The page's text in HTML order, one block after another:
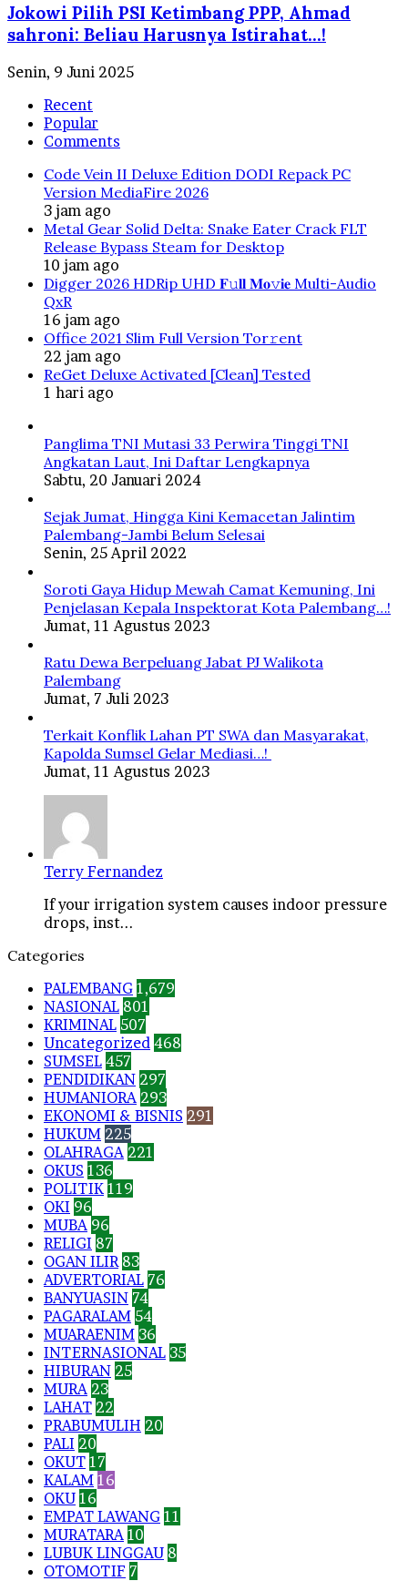
Jokowi Pilih PSI Ketimbang PPP, Ahmad
sahroni: Beliau Harusnya Istirahat…!
Senin, 9 Juni 2025
Recent
Popular
Comments
Code Vein II Deluxe Edition DODI Repack PC
Version MediaFire 2026
3 jam ago
Metal Gear Solid Delta: Snake Eater Crack FLT
Release Bypass Steam for Desktop
10 jam ago
Digger 2026 HDRip UHD 𝐅𝚞𝐥𝐥 𝐌𝐨𝚟𝐢𝐞 Multi-Audio
QxR
16 jam ago
Office 2021 Slim Full Version Tor𝚛ent
22 jam ago
ReGet Deluxe Activated [Clean] Tested
1 hari ago
Panglima TNI Mutasi 33 Perwira Tinggi TNI
Angkatan Laut, Ini Daftar Lengkapnya
Sabtu, 20 Januari 2024
Sejak Jumat, Hingga Kini Kemacetan Jalintim
Palembang-Jambi Belum Selesai
Senin, 25 April 2022
Soroti Gaya Hidup Mewah Camat Kemuning, Ini
Penjelasan Kepala Inspektorat Kota Palembang…!
Jumat, 11 Agustus 2023
Ratu Dewa Berpeluang Jabat PJ Walikota
Palembang
Jumat, 7 Juli 2023
Terkait Konflik Lahan PT SWA dan Masyarakat,
Kapolda Sumsel Gelar Mediasi…!
Jumat, 11 Agustus 2023
Terry Fernandez
If your irrigation system causes indoor pressure
drops, inst...
Categories
PALEMBANG 1,679
NASIONAL 801
KRIMINAL 507
Uncategorized 468
SUMSEL 457
PENDIDIKAN 297
HUMANIORA 293
EKONOMI & BISNIS 291
HUKUM 225
OLAHRAGA 221
OKUS 136
POLITIK 119
OKI 96
MUBA 96
RELIGI 87
OGAN ILIR 83
ADVERTORIAL 76
BANYUASIN 74
PAGARALAM 54
MUARAENIM 36
INTERNASIONAL 35
HIBURAN 25
MURA 23
LAHAT 22
PRABUMULIH 20
PALI 20
OKUT 17
KALAM 16
OKU 16
EMPAT LAWANG 11
MURATARA 10
LUBUK LINGGAU 8
OTOMOTIF 7